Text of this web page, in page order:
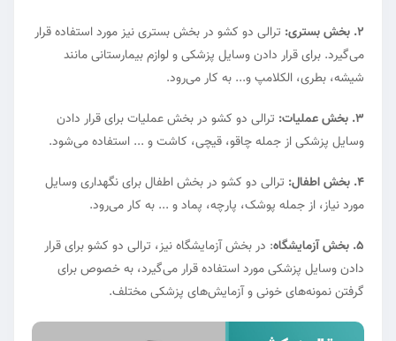
2. بخش بستری:
ترالی دو کشو در بخش بستری نیز مورد استفاده قرار
می‌گیرد. برای قرار دادن وسایل پزشکی و لوازم بیمارستانی مانند
شیشه، بطری، الکلامپ و... به کار می‌رود.
3. بخش عملیات:
ترالی دو کشو در بخش عملیات برای قرار دادن
وسایل پزشکی از جمله چاقو، قیچی، کاشت و ... استفاده می‌شود.
4. بخش اطفال:
ترالی دو کشو در بخش اطفال برای نگهداری وسایل
مورد نیاز، از جمله پوشک، پارچه، پماد و ... به کار می‌رود.
5. بخش آزمایشگاه
: در بخش آزمایشگاه نیز، ترالی دو کشو برای قرار
دادن وسایل پزشکی مورد استفاده قرار می‌گیرد، به خصوص برای
گرفتن نمونه‌های خونی و آزمایش‌های پزشکی مختلف.